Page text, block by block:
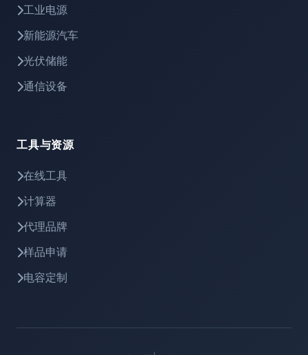
工业电源
新能源汽车
光伏储能
通信设备
工具与资源
在线工具
计算器
代理品牌
样品申请
电容定制